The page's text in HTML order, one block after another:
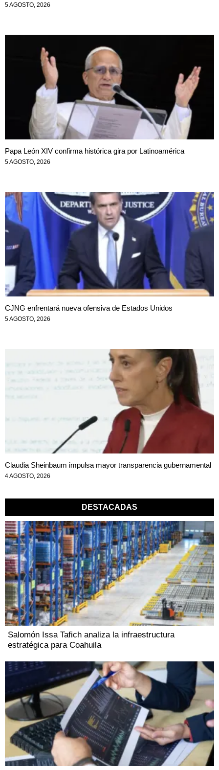
5 AGOSTO, 2026
Papa León XIV confirma histórica gira por Latinoamérica
5 AGOSTO, 2026
CJNG enfrentará nueva ofensiva de Estados Unidos
5 AGOSTO, 2026
Claudia Sheinbaum impulsa mayor transparencia gubernamental
4 AGOSTO, 2026
DESTACADAS
Salomón Issa Tafich analiza la infraestructura
estratégica para Coahuila